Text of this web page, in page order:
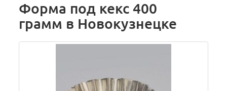
Форма под кекс 400
грамм в Новокузнецке